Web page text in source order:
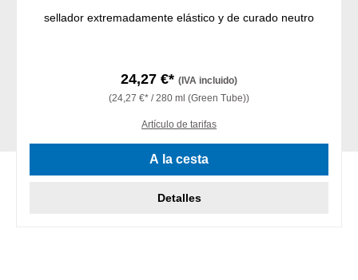
sellador extremadamente elástico y de curado neutro
24,27 €* (IVA incluido)
(24,27 €* / 280 ml (Green Tube))
Artículo de tarifas
A la cesta
Detalles